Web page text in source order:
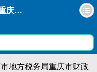
会计视野法规库:重庆市国家税务局重庆市地方税务局重庆市财政局转发国家税务总局关于进一步加强涉农税收优惠政策贯彻落实工作的通知
地方税务局重庆市财政